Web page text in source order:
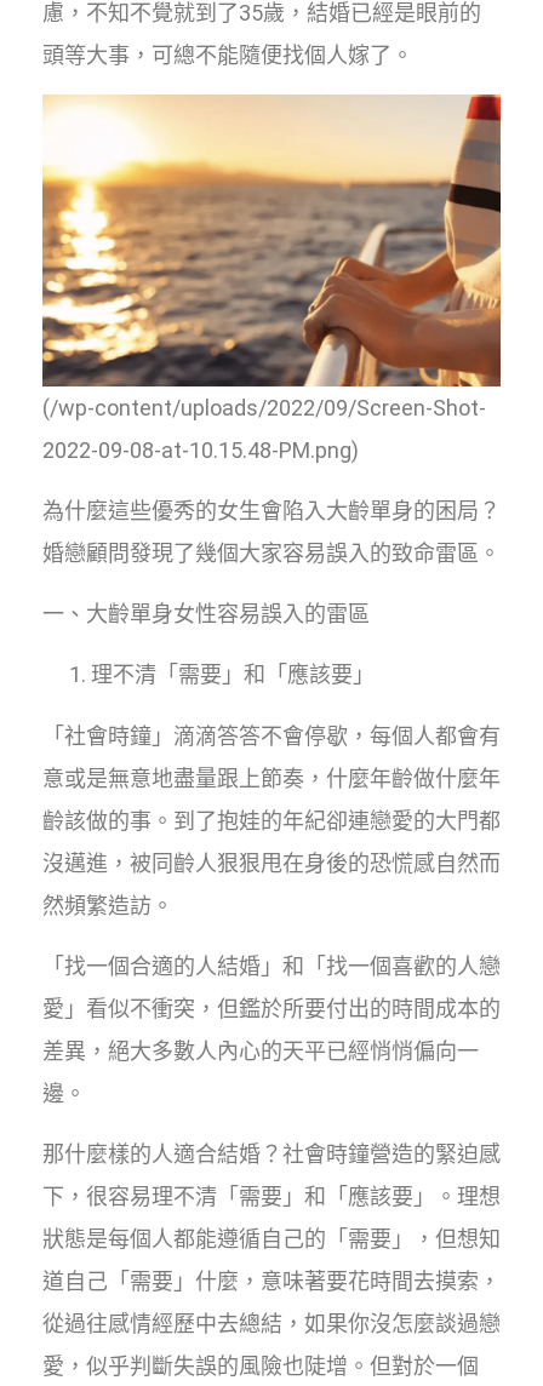
慮，不知不覺就到了35歲，結婚已經是眼前的
頭等大事，可總不能隨便找個人嫁了。
(/wp-content/uploads/2022/09/Screen-Shot-
2022-09-08-at-10.15.48-PM.png)
為什麼這些優秀的女生會陷入大齡單身的困局？
婚戀顧問發現了幾個大家容易誤入的致命雷區。
一、大齡單身女性容易誤入的雷區
理不清「需要」和「應該要」
「社會時鐘」滴滴答答不會停歇，每個人都會有
意或是無意地盡量跟上節奏，什麼年齡做什麼年
齡該做的事。到了抱娃的年紀卻連戀愛的大門都
沒邁進，被同齡人狠狠甩在身後的恐慌感自然而
然頻繁造訪。
「找一個合適的人結婚」和「找一個喜歡的人戀
愛」看似不衝突，但鑑於所要付出的時間成本的
差異，絕大多數人內心的天平已經悄悄偏向一
邊。
那什麼樣的人適合結婚？社會時鐘營造的緊迫感
下，很容易理不清「需要」和「應該要」。理想
狀態是每個人都能遵循自己的「需要」，但想知
道自己「需要」什麼，意味著要花時間去摸索，
從過往感情經歷中去總結，如果你沒怎麼談過戀
愛，似乎判斷失誤的風險也陡增。但對於一個